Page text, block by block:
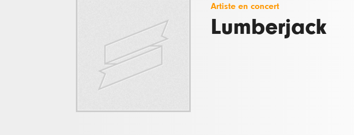
Artiste en concert
Lumberjack